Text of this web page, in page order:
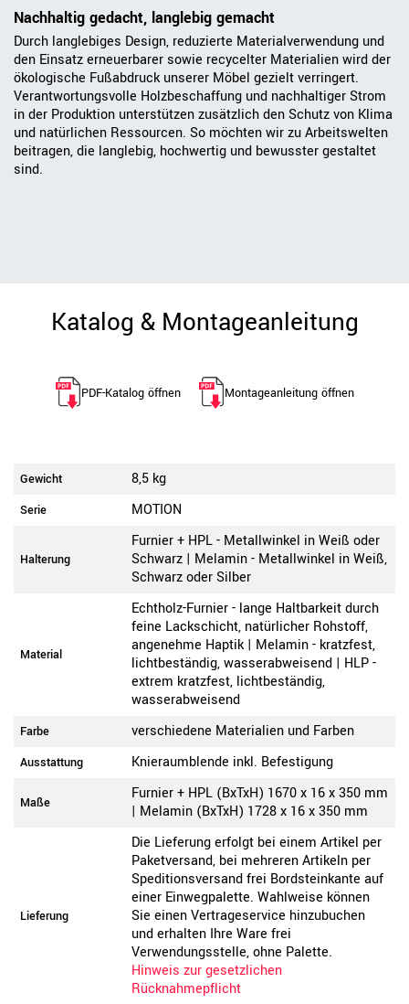
Nachhaltig gedacht, langlebig gemacht
Durch langlebiges Design, reduzierte Materialverwendung und
den Einsatz erneuerbarer sowie recycelter Materialien wird der
ökologische Fußabdruck unserer Möbel gezielt verringert.
Verantwortungsvolle Holzbeschaffung und nachhaltiger Strom
in der Produktion unterstützen zusätzlich den Schutz von Klima
und natürlichen Ressourcen. So möchten wir zu Arbeitswelten
beitragen, die langlebig, hochwertig und bewusster gestaltet
sind.
Katalog & Montageanleitung
PDF-Katalog öffnen Montageanleitung öffnen
Gewicht 8,5 kg
Serie MOTION
Halterung
Furnier + HPL - Metallwinkel in Weiß oder
Schwarz | Melamin - Metallwinkel in Weiß,
Schwarz oder Silber
Material
Echtholz-Furnier - lange Haltbarkeit durch
feine Lackschicht, natürlicher Rohstoff,
angenehme Haptik | Melamin - kratzfest,
lichtbeständig, wasserabweisend | HLP -
extrem kratzfest, lichtbeständig,
wasserabweisend
Farbe verschiedene Materialien und Farben
Ausstattung Knieraumblende inkl. Befestigung
Maße
Furnier + HPL (BxTxH) 1670 x 16 x 350 mm
| Melamin (BxTxH) 1728 x 16 x 350 mm
Lieferung
Die Lieferung erfolgt bei einem Artikel per
Paketversand, bei mehreren Artikeln per
Speditionsversand frei Bordsteinkante auf
einer Einwegpalette. Wahlweise können
Sie einen Vertrageservice hinzubuchen
und erhalten Ihre Ware frei
Verwendungsstelle, ohne Palette.
Hinweis zur gesetzlichen
Rücknahmepflicht